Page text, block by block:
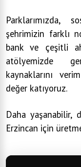
Parklarımızda,
şehrimizin farklı
bank ve çeşitli
atölyemizde
kaynaklarını
değer katıyoruz.
Daha
Erzincan için